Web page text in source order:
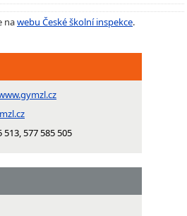
nawebu České školní inspekce.
513, 577 585 505